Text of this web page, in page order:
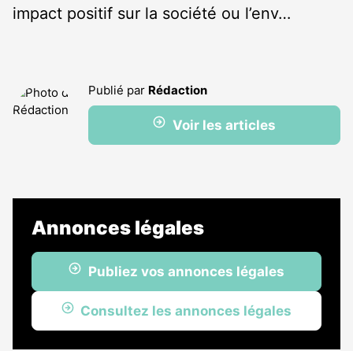
impact positif sur la société ou l’env…
Publié par Rédaction
Voir les articles
Annonces légales
Publiez vos annonces légales
Consultez les annonces légales